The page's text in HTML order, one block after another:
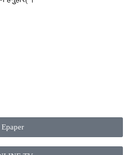
Epaper